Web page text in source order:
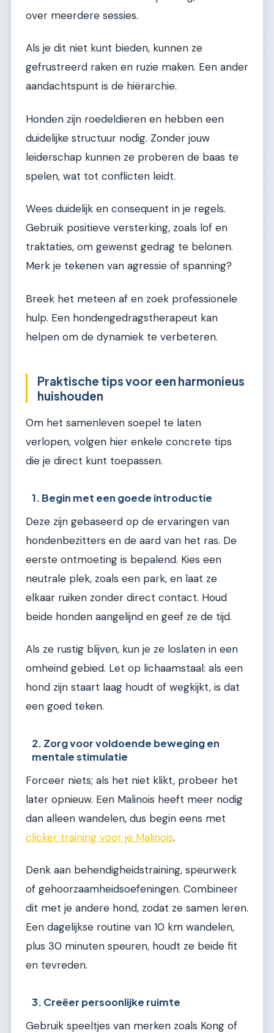
over meerdere sessies.
Als je dit niet kunt bieden, kunnen ze
gefrustreerd raken en ruzie maken. Een ander
aandachtspunt is de hiërarchie.
Honden zijn roedeldieren en hebben een
duidelijke structuur nodig. Zonder jouw
leiderschap kunnen ze proberen de baas te
spelen, wat tot conflicten leidt.
Wees duidelijk en consequent in je regels.
Gebruik positieve versterking, zoals lof en
traktaties, om gewenst gedrag te belonen.
Merk je tekenen van agressie of spanning?
Breek het meteen af en zoek professionele
hulp. Een hondengedragstherapeut kan
helpen om de dynamiek te verbeteren.
Praktische tips voor een harmonieus
huishouden
Om het samenleven soepel te laten
verlopen, volgen hier enkele concrete tips
die je direct kunt toepassen.
1. Begin met een goede introductie
Deze zijn gebaseerd op de ervaringen van
hondenbezitters en de aard van het ras. De
eerste ontmoeting is bepalend. Kies een
neutrale plek, zoals een park, en laat ze
elkaar ruiken zonder direct contact. Houd
beide honden aangelijnd en geef ze de tijd.
Als ze rustig blijven, kun je ze loslaten in een
omheind gebied. Let op lichaamstaal: als een
hond zijn staart laag houdt of wegkijkt, is dat
een goed teken.
2. Zorg voor voldoende beweging en
mentale stimulatie
Forceer niets; als het niet klikt, probeer het
later opnieuw. Een Malinois heeft meer nodig
dan alleen wandelen, dus begin eens met
clicker training voor je Malinois.
Denk aan behendigheidstraining, speurwerk
of gehoorzaamheidsoefeningen. Combineer
dit met je andere hond, zodat ze samen leren.
Een dagelijkse routine van 10 km wandelen,
plus 30 minuten speuren, houdt ze beide fit
en tevreden.
3. Creëer persoonlijke ruimte
Gebruik speeltjes van merken zoals Kong of